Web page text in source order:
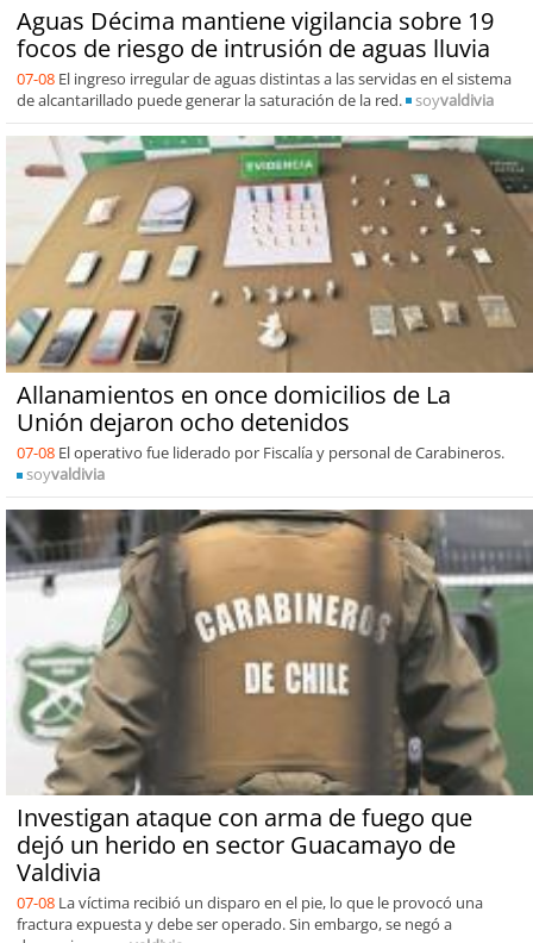
Aguas Décima mantiene vigilancia sobre 19
focos de riesgo de intrusión de aguas lluvia
07-08 El ingreso irregular de aguas distintas a las servidas en el sistema
de alcantarillado puede generar la saturación de la red.
soyvaldivia
Allanamientos en once domicilios de La
Unión dejaron ocho detenidos
07-08 El operativo fue liderado por Fiscalía y personal de Carabineros.
soyvaldivia
Investigan ataque con arma de fuego que
dejó un herido en sector Guacamayo de
Valdivia
07-08 La víctima recibió un disparo en el pie, lo que le provocó una
fractura expuesta y debe ser operado. Sin embargo, se negó a